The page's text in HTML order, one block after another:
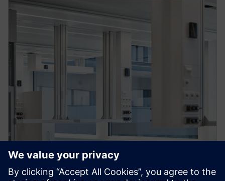
Ergonomski